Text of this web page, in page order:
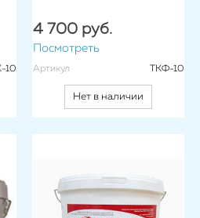
10
4 700 руб.
Посмотреть
Артикул ТКФ-10
Нет в наличии